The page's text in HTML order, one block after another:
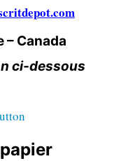
– Canada
ci-dessous